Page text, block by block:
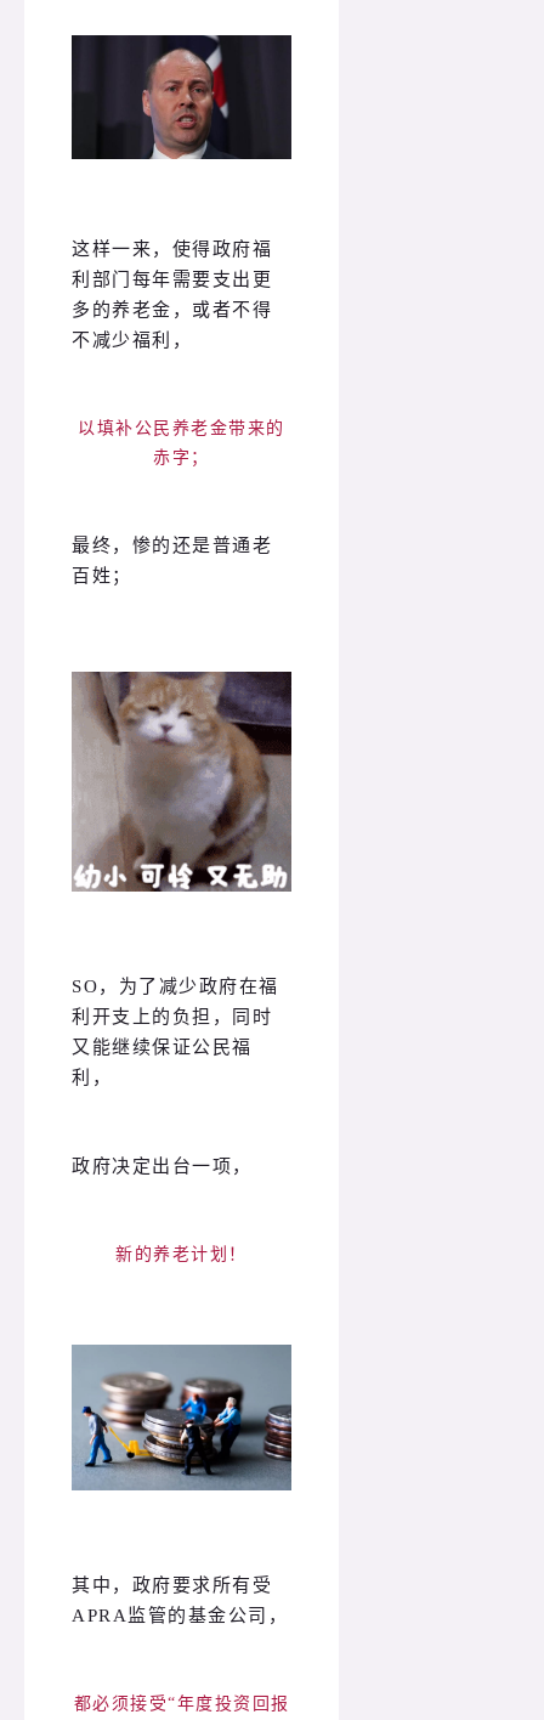
这样一来，使得政府福
利部门每年需要支出更
多的养老金，或者不得
不减少福利，
以填补公民养老金带来的
赤字；
最终，惨的还是普通老
百姓；
SO，为了减少政府在福
利开支上的负担，同时
又能继续保证公民福
利，
政府决定出台一项，
新的养老计划！
其中，政府要求所有受
APRA监管的基金公司，
都必须接受“年度投资回报